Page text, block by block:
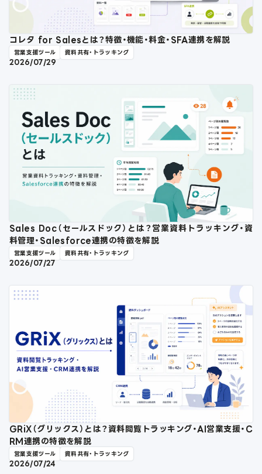
コレタ for Salesとは？特徴・機能・料金・SFA連携を解説
営業支援ツール 資料共有・トラッキング
2026/07/29
Sales Doc（セールスドック）とは？営業資料トラッキング・資
料管理・Salesforce連携の特徴を解説
営業支援ツール 資料共有・トラッキング
2026/07/27
GRiX（グリックス）とは？資料閲覧トラッキング・AI営業支援・C
RM連携の特徴を解説
営業支援ツール 資料共有・トラッキング
2026/07/24